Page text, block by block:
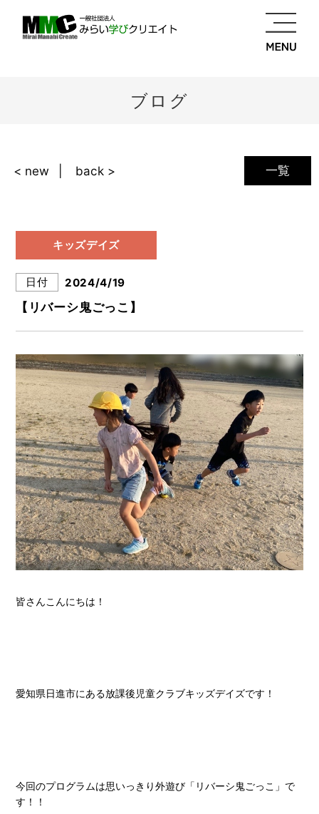
ブログ
一覧
< new back >
キッズデイズ
日付 2024/4/19
【リバーシ鬼ごっこ】
皆さんこんにちは！
愛知県日進市にある放課後児童クラブキッズデイズです！
今回のプログラムは思いっきり外遊び「リバーシ鬼ごっこ」で
す！！